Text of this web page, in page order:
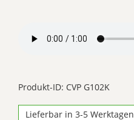
Ihren Aktivitäten
und stimmen Sie der
zu, um dieses Video
Produkt-ID: CVP G102K
Lieferbar in 3-5 Werktagen